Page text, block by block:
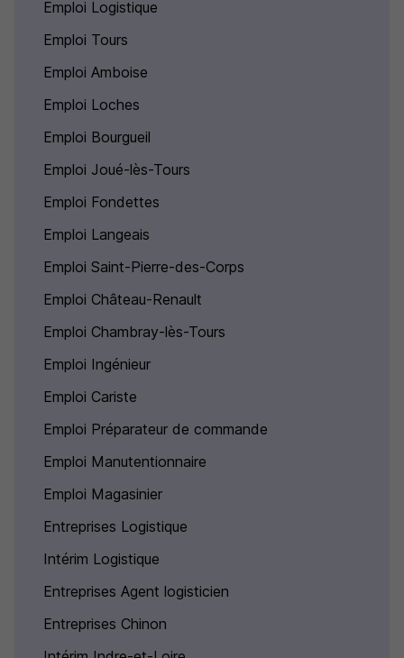
Emploi Logistique
Emploi Tours
Emploi Amboise
Emploi Loches
Emploi Bourgueil
Emploi Joué-lès-Tours
Emploi Fondettes
Emploi Langeais
Emploi Saint-Pierre-des-Corps
Emploi Château-Renault
Emploi Chambray-lès-Tours
Emploi Ingénieur
Emploi Cariste
Emploi Préparateur de commande
Emploi Manutentionnaire
Emploi Magasinier
Entreprises Logistique
Intérim Logistique
Entreprises Agent logisticien
Entreprises Chinon